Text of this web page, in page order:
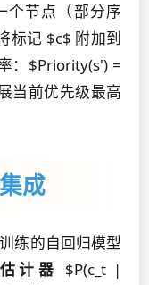
个节点（部分序
标记 $c$ 附加到
：$Priority(s') =
当前优先级最高
成
练的自回归模型
计器
$P(c_t |